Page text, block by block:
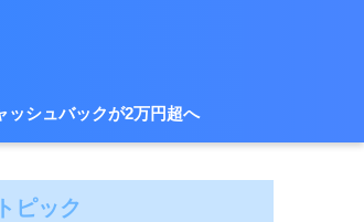
ッシュバックが2万円超へ
ピック